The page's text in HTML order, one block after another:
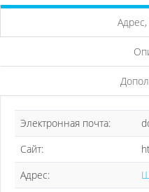
Электронная почта:
Сайт:
Адрес: